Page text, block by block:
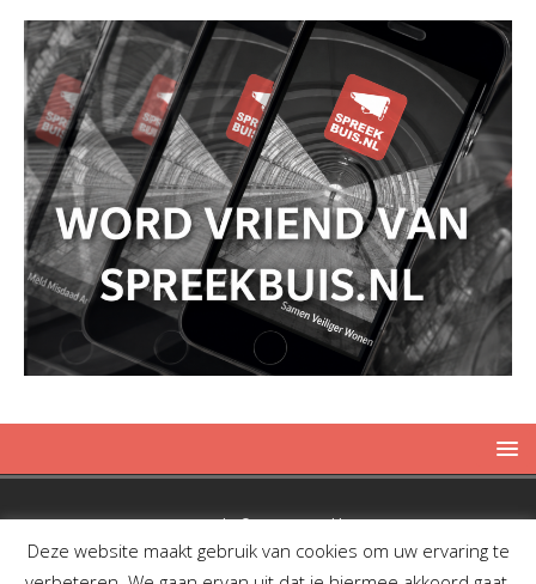
Copyright © 2019 Spreekbuis
Deze website maakt gebruik van cookies om uw ervaring te